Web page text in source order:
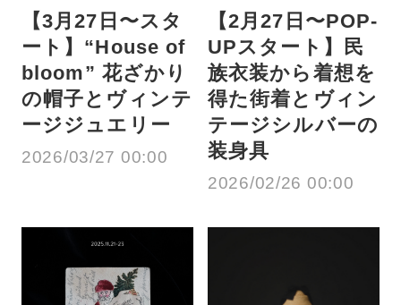
【3月27日〜スタ
ート】“House of
bloom” 花ざかり
の帽子とヴィンテ
ージジュエリー
2026/03/27 00:00
【2月27日〜POP-
UPスタート】民
族衣装から着想を
得た街着とヴィン
テージシルバーの
装身具
2026/02/26 00:00